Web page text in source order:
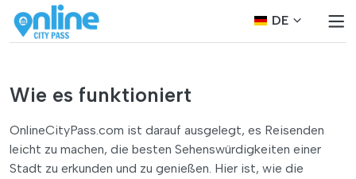
DE
Wie es funktioniert
OnlineCityPass.com ist darauf ausgelegt, es Reisenden
leicht zu machen, die besten Sehenswürdigkeiten einer
Stadt zu erkunden und zu genießen. Hier ist, wie die